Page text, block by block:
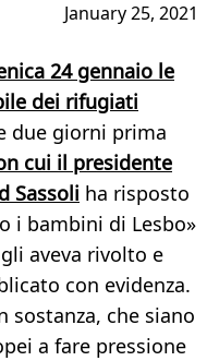
January 25, 2021
24 gennaio le
dei rifugiati
due giorni prima
cui il presidente
Sassoli ha risposto
i bambini di Lesbo»
aveva rivolto e
con evidenza.
sostanza, che siano
a fare pressione